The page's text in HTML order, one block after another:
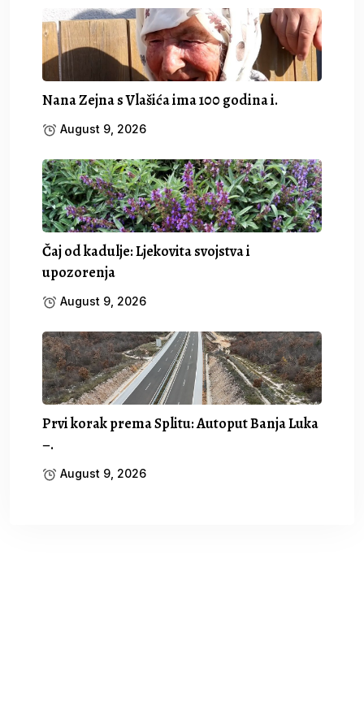
Nana Zejna s Vlašića ima 100 godina i.
August 9, 2026
Čaj od kadulje: Ljekovita svojstva i
upozorenja
August 9, 2026
Prvi korak prema Splitu: Autoput Banja Luka
–.
August 9, 2026